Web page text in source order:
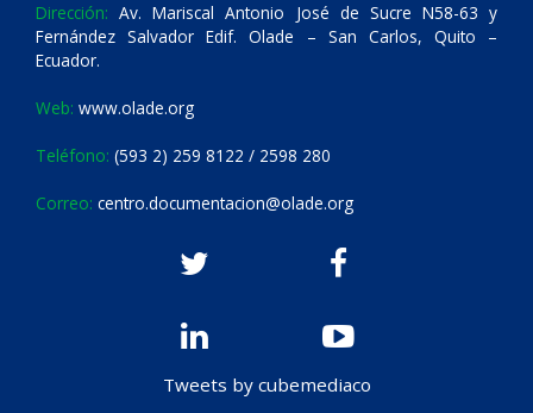
Dirección: Av. Mariscal Antonio José de Sucre N58-63 y
Fernández Salvador Edif. Olade – San Carlos, Quito –
Ecuador.
Web: www.olade.org
Teléfono: (593 2) 259 8122 / 2598 280
Correo: centro.documentacion@olade.org
Tweets by cubemediaco